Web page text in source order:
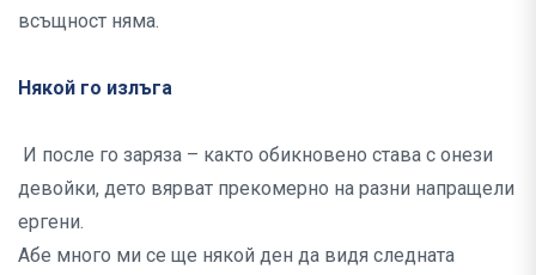
всъщност няма.
Някой го излъга
И после го заряза – както обикновено става с онези
девойки, дето вярват прекомерно на разни напращели
ергени.
Абе много ми се ще някой ден да видя следната